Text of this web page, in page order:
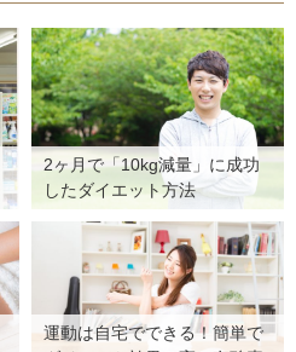
2ヶ月で「10kg減量」に成功
したダイエット方法
運動は自宅でできる！簡単で